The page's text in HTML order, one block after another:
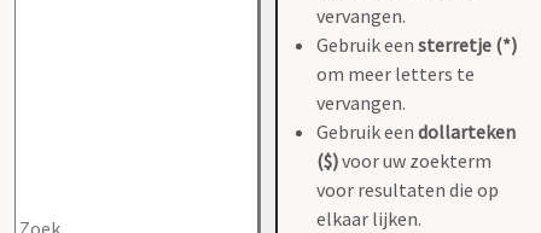
vervangen.
Gebruik een sterretje (*)
om meer letters te
vervangen.
Gebruik een dollarteken
($)voor uw zoekterm
voor resultaten die op
elkaar lijken.